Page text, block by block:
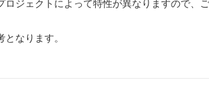
ロジェクトによって特性が異なりますので、
なります。